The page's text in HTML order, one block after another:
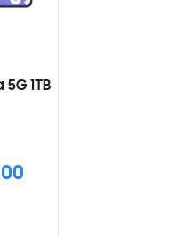
1TB